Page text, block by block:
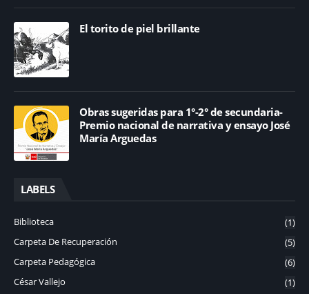
El torito de piel brillante
Obras sugeridas para 1°-2° de secundaria-
Premio nacional de narrativa y ensayo José
María Arguedas
LABELS
Biblioteca
(1)
Carpeta De Recuperación
(5)
Carpeta Pedagógica
(6)
César Vallejo
(1)